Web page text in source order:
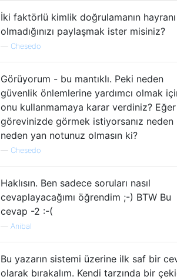
İki faktörlü kimlik doğrulamanın hayranı
olmadığınızı paylaşmak ister misiniz?
— Chesedo
Görüyorum - bu mantıklı. Peki neden
güvenlik önlemlerine yardımcı olmak
onu kullanmamaya karar verdiniz? Eğer
görevinizde görmek istiyorsanız neden
neden yan notunuz olmasın ki?
— Chesedo
Haklısın. Ben sadece soruları nasıl
cevaplayacağımı öğrendim ;-) BTW Bu
cevap -2 :-(
— Anibal
Bu yazarın sistemi üzerine ilk saf bir
olarak bırakalım. Kendi tarzında bir